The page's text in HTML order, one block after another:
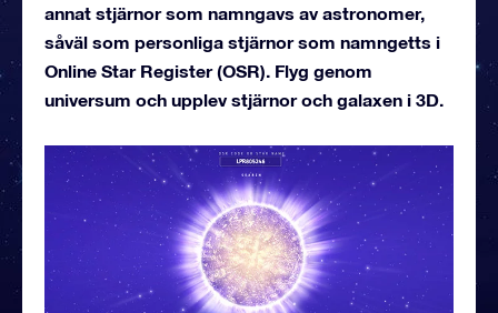
annat stjärnor som namngavs av astronomer,
såväl som personliga stjärnor som namngetts i
Online Star Register (OSR). Flyg genom
universum och upplev stjärnor och galaxen i 3D.